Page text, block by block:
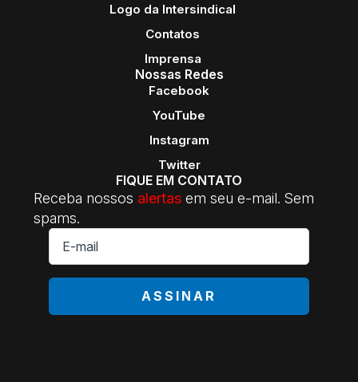
Logo da Intersindical
Contatos
Imprensa
Nossas Redes
Facebook
YouTube
Instagram
Twitter
FIQUE EM CONTATO
Receba nossos alertas em seu e-mail. Sem
spams.
E-
mail
ASSINAR